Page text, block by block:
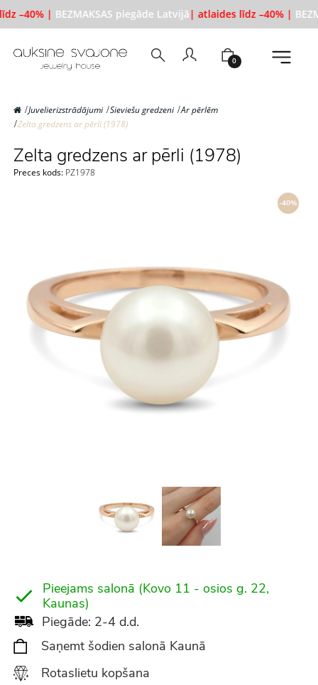
–40% | BEZMAKSAS piegāde Latvijā| atlaides līdz –40% |
0
Juvelierizstrādājumi Sieviešu gredzeni
Ar pērlēm
Zelta gredzens ar pērli (1978)
Zelta gredzens ar pērli (1978)
Preces kods: PZ1978
-40%
Pieejams salonā (Kovo 11 - osios g. 22,
Kaunas)
Piegāde: 2-4 d.d.
Saņemt šodien salonā Kaunā
Rotaslietu kopšana